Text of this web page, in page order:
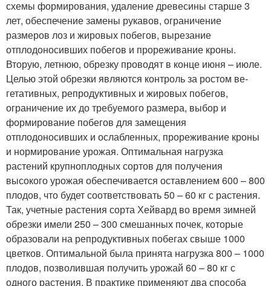
схемы формирования, удаление древесины старше 3
лет, обеспечение замены рукавов, ограничение
размеров лоз и жировых побегов, вырезание
отплодоносивших побегов и прореживание кроны.
Вторую, летнюю, обрезку проводят в конце ию­ня – июле.
Целью этой обрезки являются контроль за ростом ве­
гетативных, репродуктивных и жировых побегов,
ограничение их до требуемого размера, выбор и
формирование побегов для за­мещения
отплодоносивших и ослабленных, прореживание кроны
и нормирование урожая. Оптимальная нагрузка
растений крупно­плодных сортов для получения
высокого урожая обеспечивается оставлением 600 – 800
плодов, что будет соответствовать 50 – 60 кг с растения.
Так, учетные растения сорта Хейвард во время зимней
обрезки имели 250 – 300 смешанных почек, которые
образовали на репродуктивных побегах свыше 1000
цветков. Опти­мальной была принята нагрузка 800 – 1000
плодов, позволившая получить урожай 60 – 80 кг с
одного растения. В практике при­меняют два способа